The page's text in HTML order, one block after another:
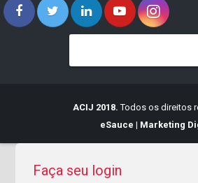
ACIJ 2018. Todos os direitos
eSauce | Marketing
Faça seu login